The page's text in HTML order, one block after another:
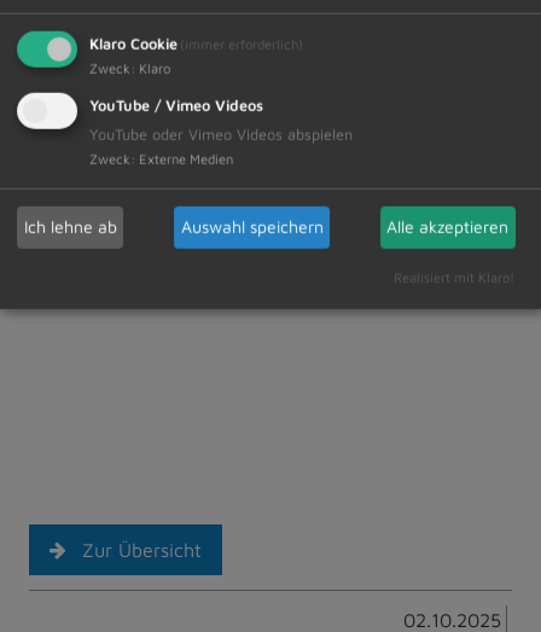
VerkäuferInnen zeitgleich statt: Melde dich, wenn du
einen Standplatz haben möchtest: wunderwerk-
allgaeu@gmx.de.
Zur Übersicht
02.10.2025
Klaro Cookie (immer erforderlich)
Zweck : Klaro
YouTube / Vimeo Videos
YouTube oder Vimeo Videos abspielen
Zweck : Externe Medien
Ich lehne ab Auswahl speichern Alle akzeptieren
Realisiert mit Klaro!